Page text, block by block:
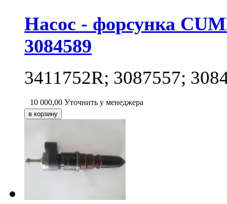
Насос - форсунка
3084589
3411752R; 3087557;
10 000,00 Уточнить у менеджера